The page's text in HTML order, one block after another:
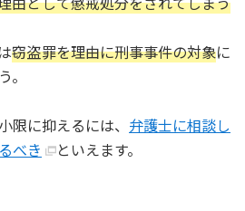
窃盗罪を理由に刑事事件の対象に
限に抑えるには、 弁護士に相談し
べき
といえます。